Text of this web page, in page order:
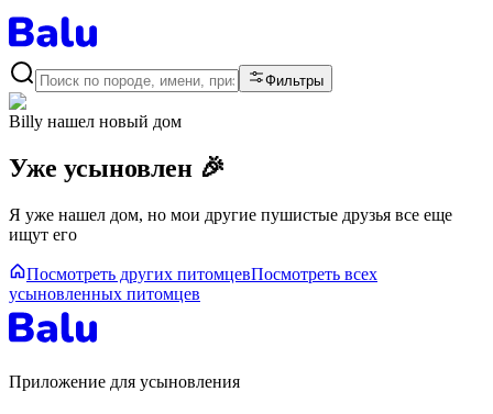
Фильтры
Billy нашел новый дом
Уже усыновлен 🎉
Я уже нашел дом, но мои другие пушистые друзья все еще
ищут его
Посмотреть других питомцевПосмотреть всех
усыновленных питомцев
Приложение для усыновления